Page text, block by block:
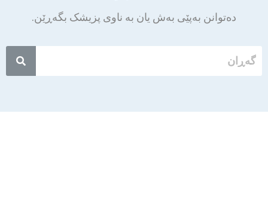
دەتوانن بەپێی بەش یان بە ناوی پزیشک بگەڕێن.